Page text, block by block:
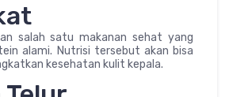
salah satu makanan sehat yang
alami. Nutrisi tersebut akan bisa
kesehatan kulit kepala.